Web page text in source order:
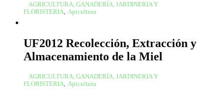
AGRICULTURA, GANADERÍA, JARDINERIA Y
FLORISTERIA, Apicultura
UF2012 Recolección, Extracción y
Almacenamiento de la Miel
AGRICULTURA, GANADERÍA, JARDINERIA Y
FLORISTERIA
Apicultura